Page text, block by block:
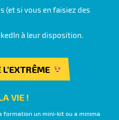
(et si vous en faisiez des
à leur disposition.
VIE !
formation un mini-kit ou a minima